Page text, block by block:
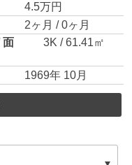
4.5万円
2ヶ月 / 0ヶ月
面
3K / 61.41㎡
1969年 10月